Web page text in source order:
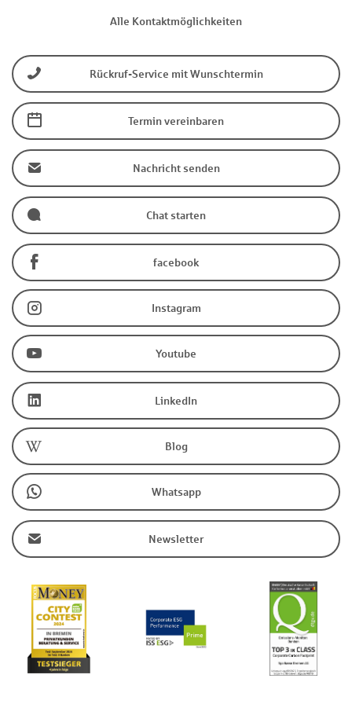
Alle Kontaktmöglichkeiten
Rückruf-Service mit Wunschtermin
Termin vereinbaren
Nachricht senden
Chat starten
facebook
Instagram
Youtube
LinkedIn
Blog
Whatsapp
Newsletter